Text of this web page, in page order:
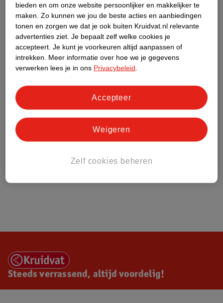
Kruidvat Club
Klantenservice
Over Kruidvat
Steeds verrassend, altijd voordelig!
bieden en om onze website persoonlijker en makkelijker te
maken. Zo kunnen we jou de beste acties en aanbiedingen
tonen en zorgen we dat je ook buiten Kruidvat.nl relevante
advertenties ziet. Je bepaalt zelf welke cookies je
accepteert. Je kunt je voorkeuren altijd aanpassen of
intrekken.
Meer informatie over hoe we je gegevens
verwerken lees je in ons Privacybeleid
Zelf cookies beheren
Weigeren
Accepteer